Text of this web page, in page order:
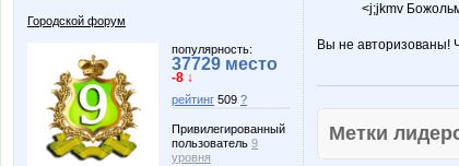
Городской форум
популярность:
37729 место
-8 ↓
рейтинг 509 ?
Привилегированный
пользователь 9
уровня
<j;jkmv
Вы не авторизованы!
Метки